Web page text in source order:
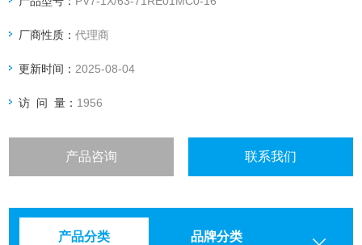
厂商性质：代理商
更新时间： 2025-08-04
访 问 量： 1956
产品咨询 联系我们
产品分类 品牌分类